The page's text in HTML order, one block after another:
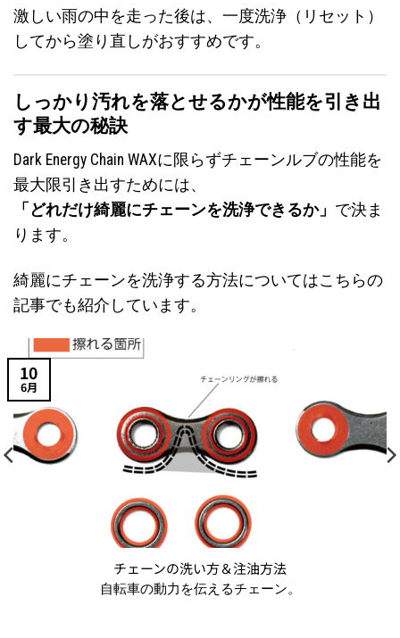
激しい雨の中を走った後は、一度洗浄（リセット）
してから塗り直しがおすすめです。
しっかり汚れを落とせるかが性能を引き出
す最大の秘訣
Dark Energy Chain WAXに限らずチェーンルブの性能を
最大限引き出すためには、
「どれだけ綺麗にチェーンを洗浄できるか」 で決ま
ります。
綺麗にチェーンを洗浄する方法についてはこちらの
記事でも紹介しています。
チェーンの洗い方＆注油方法
自転車の動力を伝えるチェーン。
10
6月